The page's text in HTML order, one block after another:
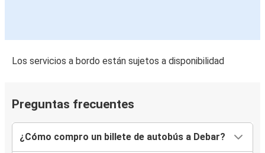
Los servicios a bordo están sujetos a disponibilidad
Preguntas frecuentes
¿Cómo compro un billete de autobús a Debar?